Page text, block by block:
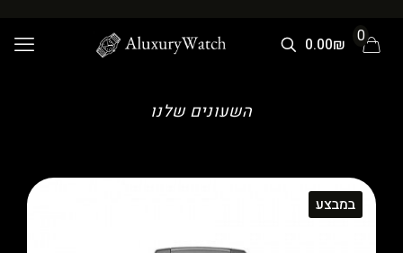
0
0.00₪
השעונים שלנו
במבצע